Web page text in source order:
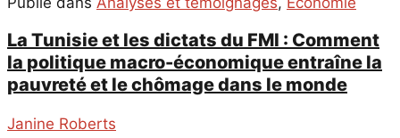
La Tunisie et les dictats du FMI : Comment
la politique macro-économique entraîne la
pauvreté et le chômage dans le monde
Janine Roberts